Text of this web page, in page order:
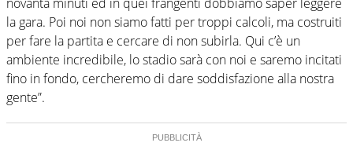
la gara. Poi noi non siamo fatti per troppi calcoli, ma costruiti
per fare la partita e cercare di non subirla. Qui c’è un
ambiente incredibile, lo stadio sarà con noi e saremo incitati
fino in fondo, cercheremo di dare soddisfazione alla nostra
gente”.